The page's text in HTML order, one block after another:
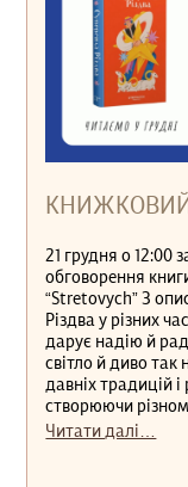
КНИЖКОВИЙ
21 грудня о 12:00
обговорення
“Stretovych” З
Різдва у різних
дарує надію й
світло й диво так
давніх традицій
створюючи
Читати далі…